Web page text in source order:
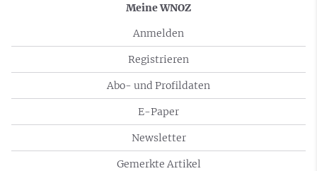
Meine WNOZ
Anmelden
Registrieren
Abo- und Profildaten
E-Paper
Newsletter
Gemerkte Artikel